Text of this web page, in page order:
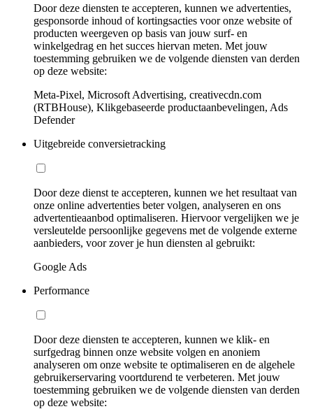
Door deze diensten te accepteren, kunnen we advertenties,
gesponsorde inhoud of kortingsacties voor onze website of
producten weergeven op basis van jouw surf- en
winkelgedrag en het succes hiervan meten. Met jouw
toestemming gebruiken we de volgende diensten van derden
op deze website:
Meta-Pixel, Microsoft Advertising, creativecdn.com
(RTBHouse), Klikgebaseerde productaanbevelingen, Ads
Defender
Uitgebreide conversietracking
Door deze dienst te accepteren, kunnen we het resultaat van
onze online advertenties beter volgen, analyseren en ons
advertentieaanbod optimaliseren. Hiervoor vergelijken we je
versleutelde persoonlijke gegevens met de volgende externe
aanbieders, voor zover je hun diensten al gebruikt:
Google Ads
Performance
Door deze diensten te accepteren, kunnen we klik- en
surfgedrag binnen onze website volgen en anoniem
analyseren om onze website te optimaliseren en de algehele
gebruikerservaring voortdurend te verbeteren. Met jouw
toestemming gebruiken we de volgende diensten van derden
op deze website: